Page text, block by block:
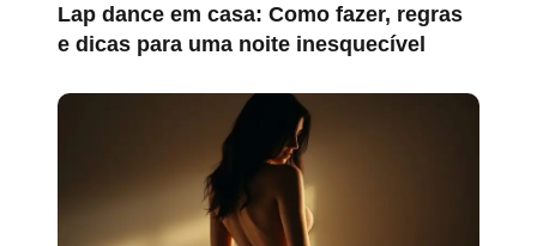
Lap dance em casa: Como fazer, regras
e dicas para uma noite inesquecível